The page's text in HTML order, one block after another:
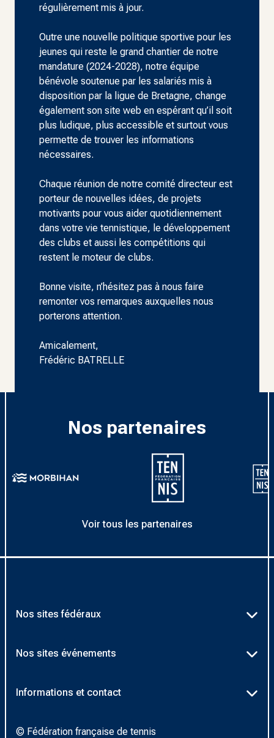
régulièrement mis à jour.
Outre une nouvelle politique sportive pour les
jeunes qui reste le grand chantier de notre
mandature (2024-2028), notre équipe
bénévole soutenue par les salariés mis à
disposition par la ligue de Bretagne, change
également son site web en espérant qu’il soit
plus ludique, plus accessible et surtout vous
permette de trouver les informations
nécessaires.
Chaque réunion de notre comité directeur est
porteur de nouvelles idées, de projets
motivants pour vous aider quotidiennement
dans votre vie tennistique, le développement
des clubs et aussi les compétitions qui
restent le moteur de clubs.
Bonne visite, n’hésitez pas à nous faire
remonter vos remarques auxquelles nous
porterons attention.
Amicalement,
Frédéric BATRELLE
Nos partenaires
Voir tous les partenaires
Nos sites fédéraux
Proshop FFT
Nos sites événements
Informations et contact
© Fédération française de tennis